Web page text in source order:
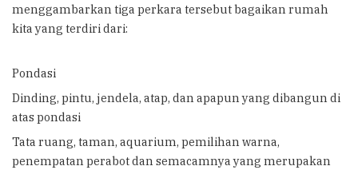
menggambarkan tiga perkara tersebut bagaikan rumah
kita yang terdiri dari:
Pondasi
Dinding, pintu, jendela, atap, dan apapun yang dibangun di
atas pondasi
Tata ruang, taman, aquarium, pemilihan warna,
penempatan perabot dan semacamnya yang merupakan